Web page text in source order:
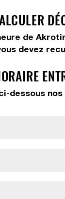
de
devez
dessous